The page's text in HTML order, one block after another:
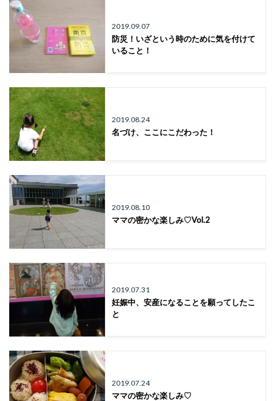
2019.09.07
防災！いざという時のために気を付けて
いること！
2019.08.24
名づけ、ここにこだわった！
2019.08.10
ママの密かな楽しみ♡Vol.2
2019.07.31
妊娠中、安産になることを願ってしたこ
と
2019.07.24
ママの密かな楽しみ♡